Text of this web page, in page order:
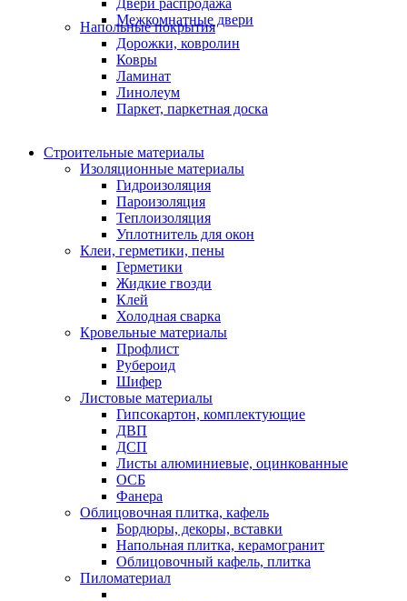
Межкомнатные двери
Напольные покрытия
Дорожки, ковролин
Ковры
Ламинат
Линолеум
Паркет, паркетная доска
Строительные материалы
Изоляционные материалы
Гидроизоляция
Пароизоляция
Теплоизоляция
Уплотнитель для окон
Клеи, герметики, пены
Герметики
Жидкие гвозди
Клей
Холодная сварка
Кровельные материалы
Профлист
Рубероид
Шифер
Листовые материалы
Гипсокартон, комплектующие
ДВП
ДСП
Листы алюминиевые, оцинкованные
ОСБ
Фанера
Облицовочная плитка, кафель
Бордюры, декоры, вставки
Напольная плитка, керамогранит
Облицовочный кафель, плитка
Пиломатериал